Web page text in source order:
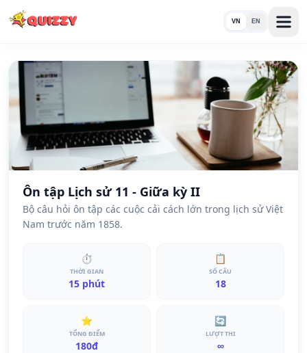
VN EN
Ôn tập Lịch sử 11 - Giữa kỳ II
Bộ câu hỏi ôn tập các cuộc cải cách lớn trong lịch sử Việt
Nam trước năm 1858.
⏱
THỜI GIAN
15 phút
📋
SỐ CÂU
18
⭐
TỔNG ĐIỂM
180đ
🔄
LƯỢT THI
∞